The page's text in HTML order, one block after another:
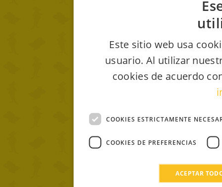
Este sitio web usa
usuario. Al utilizar
cookies de acuerdo
COOKIES ESTRICTAMENTE
COOKIES DE PREFERENCIAS
ACEPTAR